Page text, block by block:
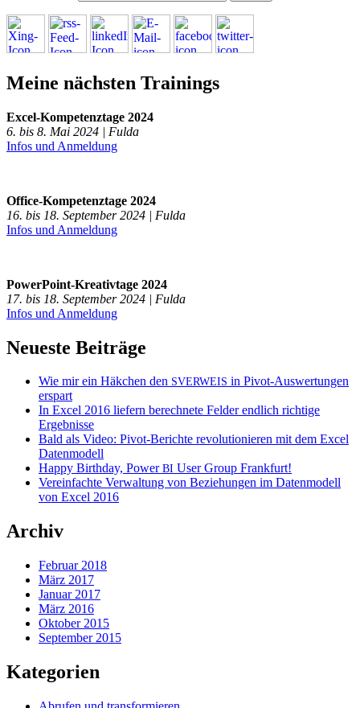
Meine nächsten Trainings
Excel-Kompetenztage 2024
6. bis 8. Mai 2024 | Fulda
Infos und Anmeldung
Office-Kompetenztage 2024
16. bis 18. September 2024 | Fulda
Infos und Anmeldung
PowerPoint-Kreativtage 2024
17. bis 18. September 2024 | Fulda
Infos und Anmeldung
Neueste Beiträge
Wie mir ein Häkchen den SVERWEIS in Pivot-Auswertungen
erspart
In Excel 2016 liefern berechnete Felder endlich richtige
Ergebnisse
Bald als Video: Pivot-Berichte revolutionieren mit dem Excel
Datenmodell
Happy Birthday, PowerBI User Group Frankfurt!
Vereinfachte Verwaltung von Beziehungen im Datenmodell
von Excel 2016
Archiv
Februar 2018
März 2017
Januar 2017
März 2016
Oktober 2015
September 2015
Kategorien